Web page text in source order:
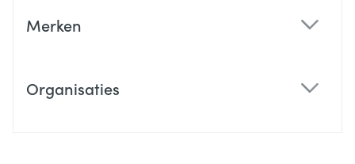
Merken
Organisaties